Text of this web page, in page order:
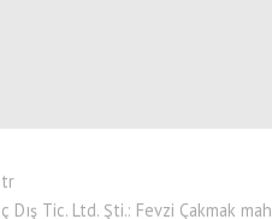
Dış Tic. Ltd. Şti.: Fevzi Çakmak